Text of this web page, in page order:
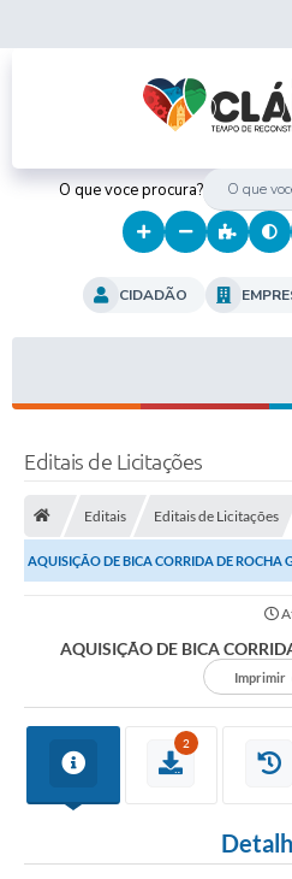
O que voce procura?
CIDADÃO
Editais de Licitações
Editais Editais de Licitações
AQUISIÇÃO DE BICA CORRIDA DE ROCHA
AQUISIÇÃO DE BICA
Imprimir
2